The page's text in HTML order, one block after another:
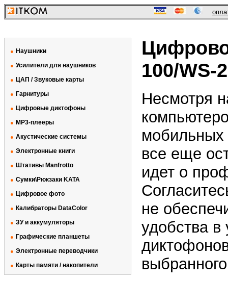
● Наушники
● Усилители для наушников
● ЦАП / Звуковые карты
● Гарнитуры
● Цифровые диктофоны
● MP3-плееры
● Акустические системы
● Электронные книги
● Штативы Manfrotto
● Сумки\Рюкзаки KATA
● Цифровое фото
● Калибраторы DataColor
● ЗУ и аккумуляторы
● Графические планшеты
● Электронные переводчики
● Карты памяти / накопители
100/WS-
Несмотря
все еще
идет о
не
удобства